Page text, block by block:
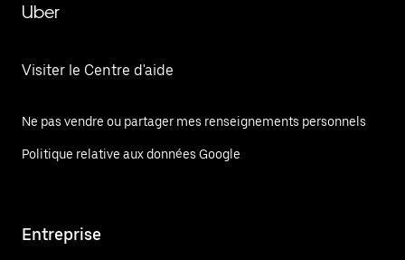
Uber
Visiter le Centre d'aide
Ne pas vendre ou partager mes renseignements personnels
Politique relative aux données Google
Entreprise